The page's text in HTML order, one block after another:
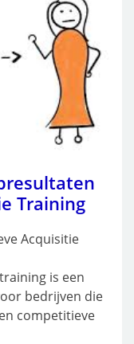
Training
Acquisitie
is een
bedrijven die
competitieve